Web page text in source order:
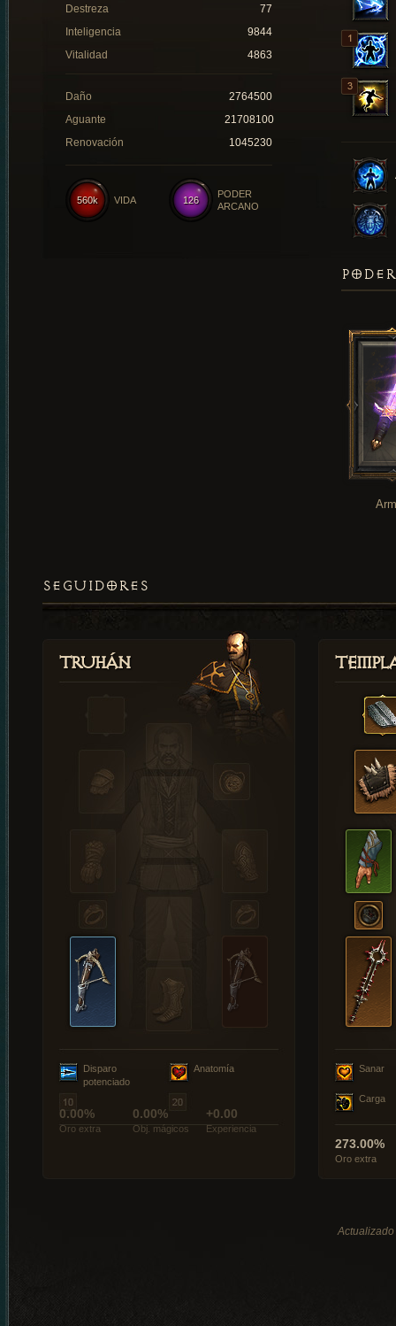
Destreza
77
Inteligencia
9844
Vitalidad
4863
Daño
2764500
Aguante
21708100
Renovación
1045230
126
PODER
ARCANO
560k VIDA
SEGUIDORES
Truhán
Disparo
potenciado
Anatomía
0.00%
Oro extra
0.00%
Obj. mágicos
+0.00
Experiencia
Sanar
Carga
273.00%
Oro extra